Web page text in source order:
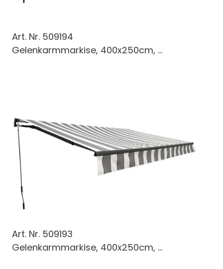
Art. Nr. 509194
Gelenkarmmarkise, 400x250cm, ...
Art. Nr. 509193
Gelenkarmmarkise, 400x250cm, ...